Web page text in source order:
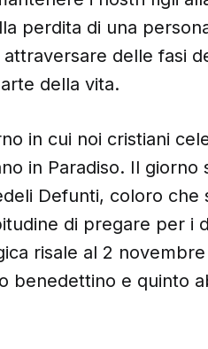
perdita di una
delle fasi
della vita.
in cui noi cristiani
in Paradiso. Il giorno
Defunti, coloro che
di pregare per i
risale al 2
benedettino e quinto